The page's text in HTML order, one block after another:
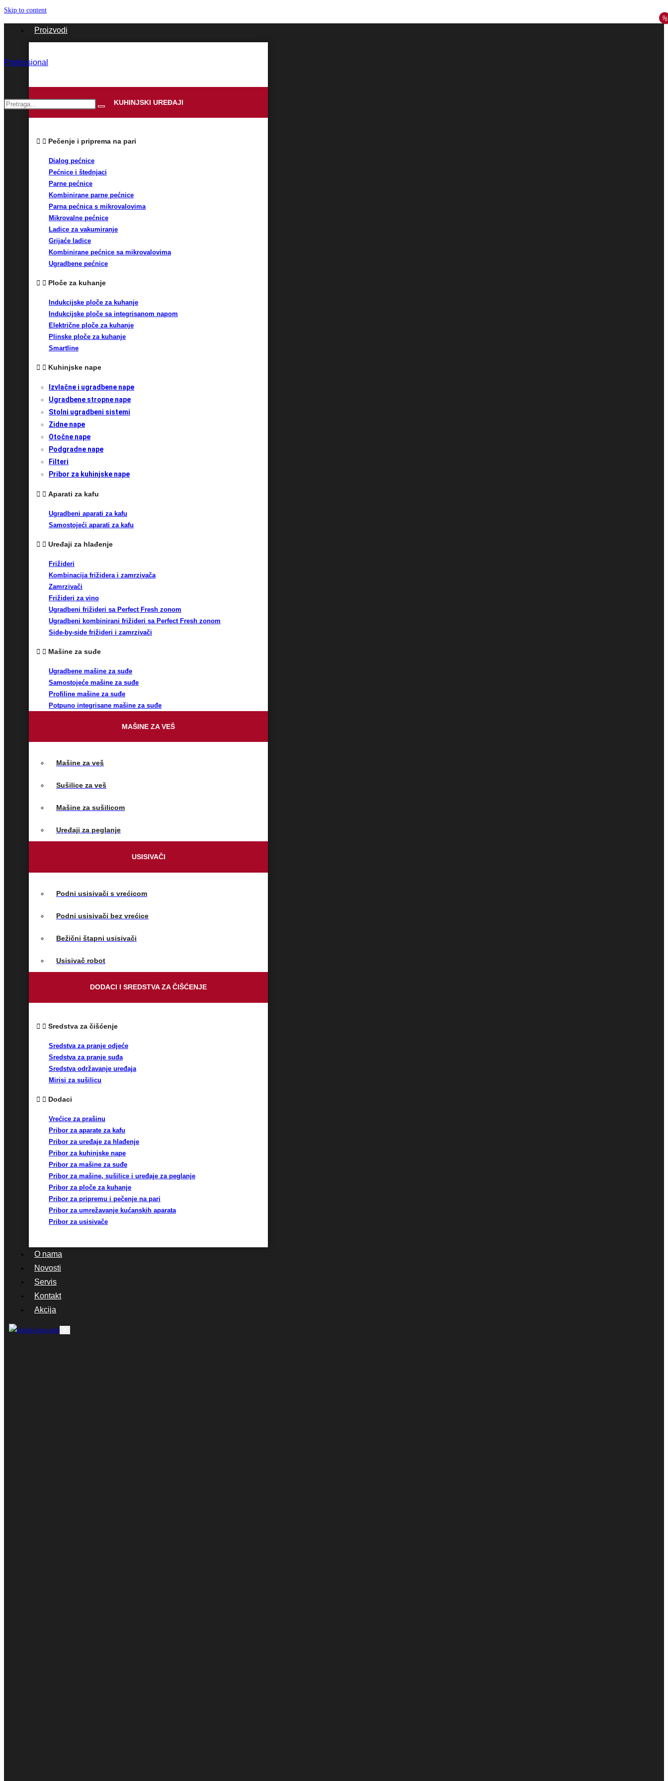
Skip to content
Proizvodi
KUHINJSKI UREĐAJI
Pečenje i priprema na pari
Dialog pećnice
Pećnice i štednjaci
Parne pećnice
Kombinirane parne pećnice
Parna pećnica s mikrovalovima
Mikrovalne pećnice
Ladice za vakumiranje
Grijaće ladice
Kombinirane pećnice sa mikrovalovima
Ugradbene pećnice
Ploče za kuhanje
Indukcijske ploče za kuhanje
Indukcijske ploče sa integrisanom napom
Električne ploče za kuhanje
Plinske ploče za kuhanje
Smartline
Kuhinjske nape
Izvlačne i ugradbene nape
Ugradbene stropne nape
Stolni ugradbeni sistemi
Zidne nape
Otočne nape
Podgradne nape
Filteri
Pribor za kuhinjske nape
Aparati za kafu
Ugradbeni aparati za kafu
Samostojeći aparati za kafu
Uređaji za hlađenje
Frižideri
Kombinacija frižidera i zamrzivača
Zamrzivači
Frižideri za vino
Ugradbeni frižideri sa Perfect Fresh zonom
Ugradbeni kombinirani frižideri sa Perfect Fresh zonom
Side-by-side frižideri i zamrzivači
Mašine za suđe
Ugradbene mašine za suđe
Samostojeće mašine za suđe
Profiline mašine za suđe
Potpuno integrisane mašine za suđe
MAŠINE ZA VEŠ
Mašine za veš
Sušilice za veš
Mašine za sušilicom
Uređaji za peglanje
USISIVAČI
Podni usisivači s vrećicom
Podni usisivači bez vrećice
Bežični štapni usisivači
Usisivač robot
DODACI I SREDSTVA ZA ČIŠĆENJE
Sredstva za čišćenje
Sredstva za pranje odjeće
Sredstva za pranje suđa
Sredstva održavanje uređaja
Mirisi za sušilicu
Dodaci
Vrećice za prašinu
Pribor za aparate za kafu
Pribor za uređaje za hlađenje
Pribor za kuhinjske nape
Pribor za mašine za suđe
Pribor za mašine, sušilice i uređaje za peglanje
Pribor za ploče za kuhanje
Pribor za pripremu i pečenje na pari
Pribor za umrežavanje kućanskih aparata
Pribor za usisivače
O nama
Novosti
Servis
Kontakt
Akcija
Professional